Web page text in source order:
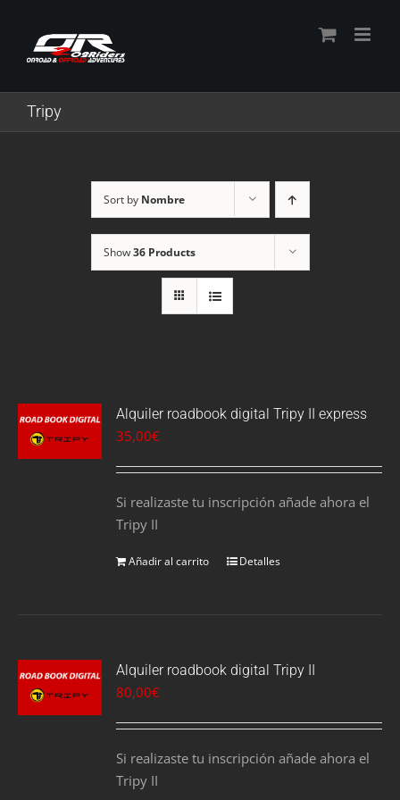
content
Tripy
Sort by Nombre
Show36 Products
Alquiler roadbook digital Tripy II express
35,00€
Si realizaste tu inscripción añade ahora el
Tripy II
Añadir al carrito Detalles
Alquiler roadbook digital Tripy II
80,00€
Si realizaste tu inscripción añade ahora el
Tripy II